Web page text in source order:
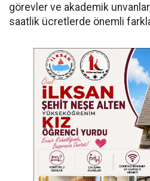
görevler ve akademik
saatlik ücretlerde önemli